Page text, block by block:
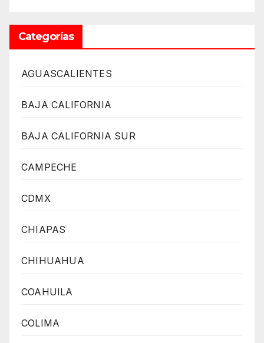
Categorías
AGUASCALIENTES
BAJA CALIFORNIA
BAJA CALIFORNIA SUR
CAMPECHE
CDMX
CHIAPAS
CHIHUAHUA
COAHUILA
COLIMA